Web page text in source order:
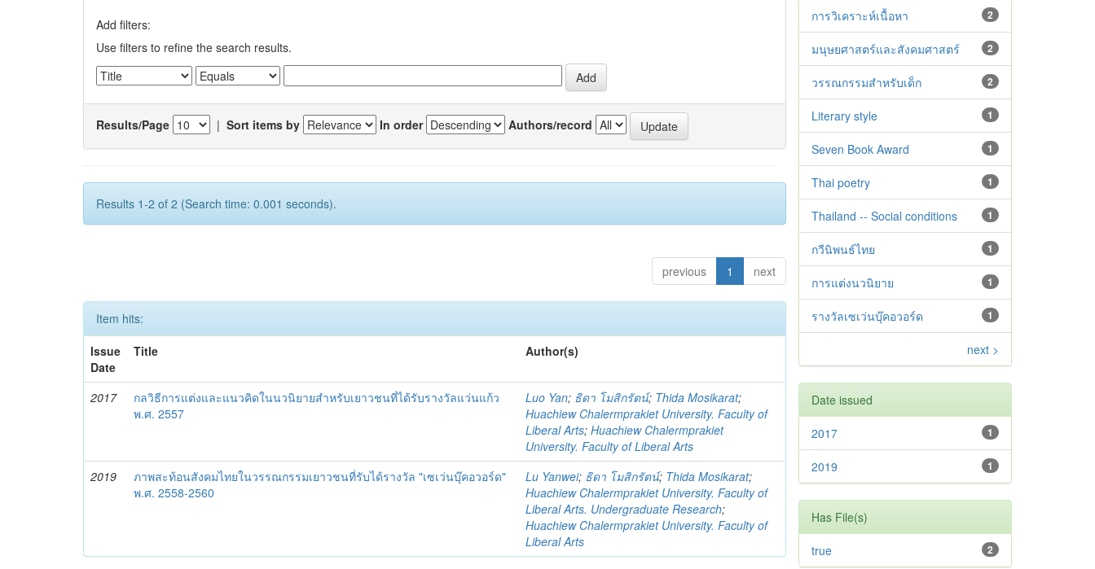
Add filters:
Use filters to refine the search results.
Results/Page | Sort items by In order Authors/record
Results 1-2 of 2 (Search time: 0.001 seconds).
previous 1 next
Item hits:
Issue
Date
Title Author(s)
2017
กลวิธีการแต่งและแนวคิดในนวนิยายสำหรับเยาวชนที่ได้รับรางวัลแว่นแก้ว
พ.ศ. 2557
Luo Yan; ธิดา โมสิกรัตน์; Thida Mosikarat;
Huachiew Chalermprakiet University. Faculty of
Liberal Arts;Huachiew Chalermprakiet
University. Faculty of Liberal Arts
2019
ภาพสะท้อนสังคมไทยในวรรณกรรมเยาวชนที่รับได้รางวัล "เซเว่นบุ๊คอวอร์ด"
พ.ศ. 2558-2560
Lu Yanwei; ธิดา โมสิกรัตน์; Thida Mosikarat;
Huachiew Chalermprakiet University. Faculty of
Liberal Arts. Undergraduate Research;
Huachiew Chalermprakiet University. Faculty of
Liberal Arts
2
การวิเคราะห์เนื้อหา
2
มนุษยศาสตร์และสังคมศาสตร์
2
วรรณกรรมสำหรับเด็ก
1
Literary style
1
Seven Book Award
1
Thai poetry
1
Thailand -- Social conditions
1
กวีนิพนธ์ไทย
1
การแต่งนวนิยาย
1
รางวัลเซเว่นบุ๊คอวอร์ด
next >
Date issued
1
2017
1
2019
Has File(s)
2
true